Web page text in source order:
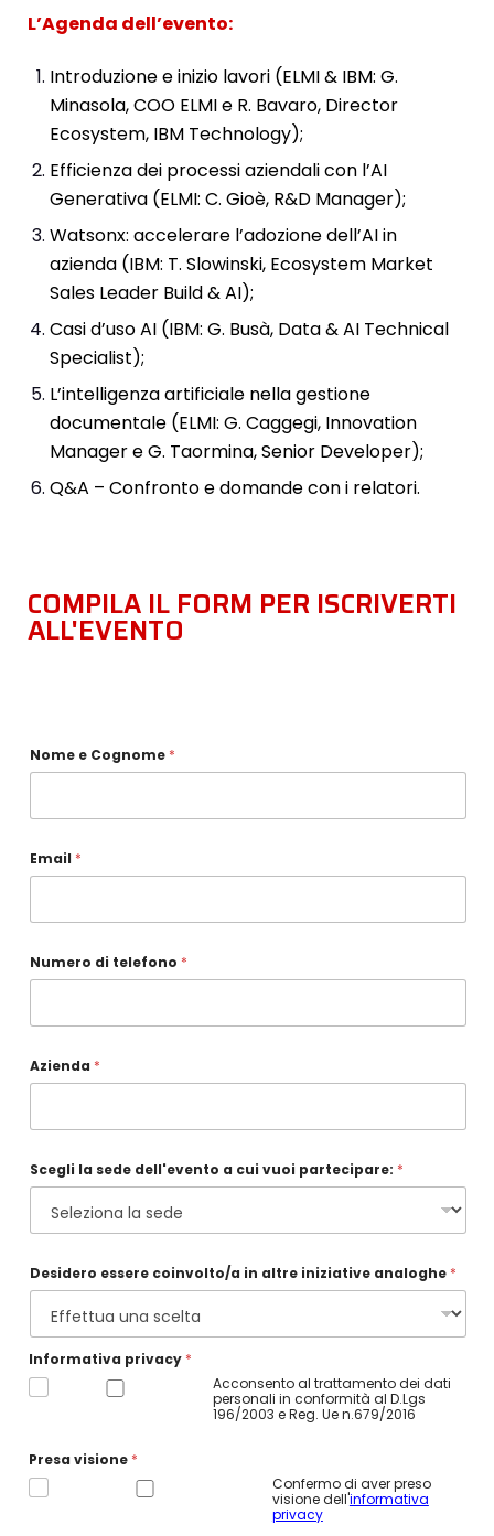
L’Agenda dell’evento:
Introduzione e inizio lavori (ELMI & IBM: G.
Minasola, COO ELMI e R. Bavaro, Director
Ecosystem, IBM Technology);
Efficienza dei processi aziendali con l’AI
Generativa (ELMI: C. Gioè, R&D Manager);
Watsonx: accelerare l’adozione dell’AI in
azienda (IBM: T. Slowinski, Ecosystem Market
Sales Leader Build & AI);
Casi d’uso AI (IBM: G. Busà, Data & AI Technical
Specialist);
L’intelligenza artificiale nella gestione
documentale (ELMI: G. Caggegi, Innovation
Manager e G. Taormina, Senior Developer);
Q&A – Confronto e domande con i relatori.
COMPILA IL FORM PER ISCRIVERTI
ALL'EVENTO
Nome e Cognome *
Email *
Numero di telefono *
Azienda *
Scegli la sede dell'evento a cui vuoi partecipare: *
Desidero essere coinvolto/a in altre iniziative analoghe *
i
*
t
f
o
Informativa privacy *
Acconsento al trattamento dei dati
personali in conformità al D.Lgs
196/2003 e Reg. Ue n.679/2016
Presa visione *
Confermo di aver preso
visione dell'informativa
privacy